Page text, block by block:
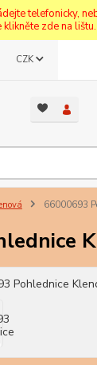
telefonicky,
zde na lištu.
CZK
66000693